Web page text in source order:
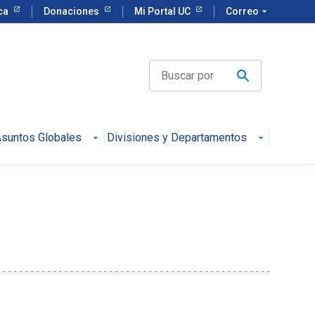
Donaciones Mi Portal UC Correo arrow_drop_down
Globales Divisiones y Departamentos